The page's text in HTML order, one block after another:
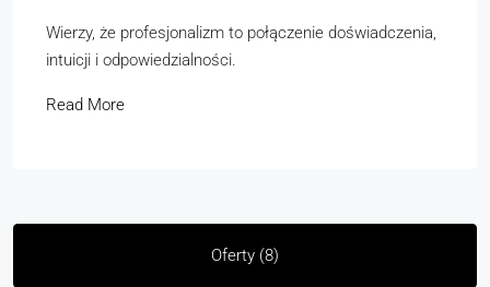
Wierzy, że profesjonalizm to połączenie doświadczenia,
intuicji i odpowiedzialności.
Read More
Oferty (8)